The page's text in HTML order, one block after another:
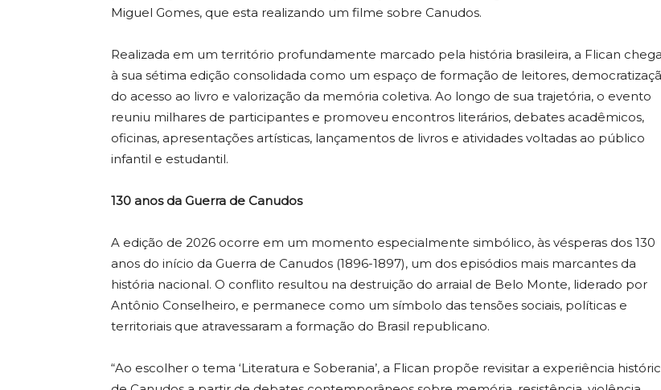
Miguel Gomes, que esta realizando um filme sobre Canudos.
Realizada em um território profundamente marcado pela história brasileira, a Flican chega
à sua sétima edição consolidada como um espaço de formação de leitores,
do acesso ao livro e valorização da memória coletiva. Ao longo de sua trajetória, o evento
reuniu milhares de participantes e promoveu encontros literários, debates acadêmicos,
oficinas, apresentações artísticas, lançamentos de livros e atividades voltadas ao público
infantil e estudantil.
130 anos da Guerra de Canudos
A edição de 2026 ocorre em um momento especialmente simbólico, às vésperas dos 130
anos do início da Guerra de Canudos (1896-1897), um dos episódios mais marcantes da
história nacional. O conflito resultou na destruição do arraial de Belo Monte, liderado por
Antônio Conselheiro, e permanece como um símbolo das tensões sociais, políticas e
territoriais que atravessaram a formação do Brasil republicano.
“Ao escolher o tema ‘Literatura e Soberania’, a Flican propõe revisitar a experiência